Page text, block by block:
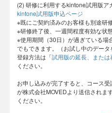
(2) 研修に利用するkintone試用版
kintone試用版申込ページ
※既にご契約済みのお客様も別途研
※研修終了後、一週間程度有効な状
※使用期間（30日）が過ぎている場
でもできます。（お試し中のデータ
登録方法は「試用版の延長、または
ください。
お申し込みが完了すると、コース受
が株式会社MOVEDより送信されま
ください。